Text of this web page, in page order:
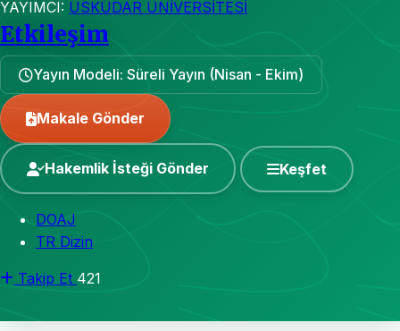
YAYIMCI: ÜSKÜDAR ÜNİVERSİTESİ
Etkileşim
Yayın Modeli: Süreli Yayın (Nisan - Ekim)
Makale Gönder
Hakemlik İsteği Gönder Keşfet
DOAJ
TR Dizin
Takip Et 421